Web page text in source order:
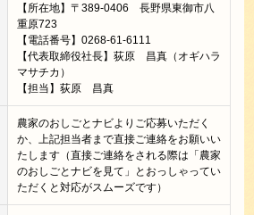
【所在地】〒389-0406 長野県東御市八
重原723
【電話番号】0268-61-6111
【代表取締役社長】荻原 昌真（オギハラ
マサチカ）
【担当】荻原 昌真
農家のおしごとナビよりご応募いただく
か、上記担当者まで直接ご連絡をお願いい
たします（直接ご連絡をされる際は「農家
のおしごとナビを見て」とおっしゃってい
ただくと対応がスムーズです）